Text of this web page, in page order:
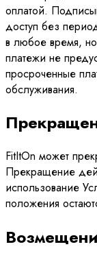
оплатой.
доступ без
в любое время,
платежи не
просроченные
обслуживания.
FitItOn может
Прекращение
использование
положения